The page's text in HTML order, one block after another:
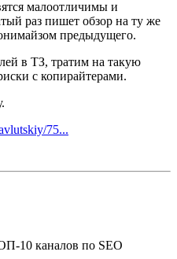
малоотличимы и
раз пишет обзор на ту же
предыдущего.
в ТЗ, тратим на такую
с копирайтерами.
75...